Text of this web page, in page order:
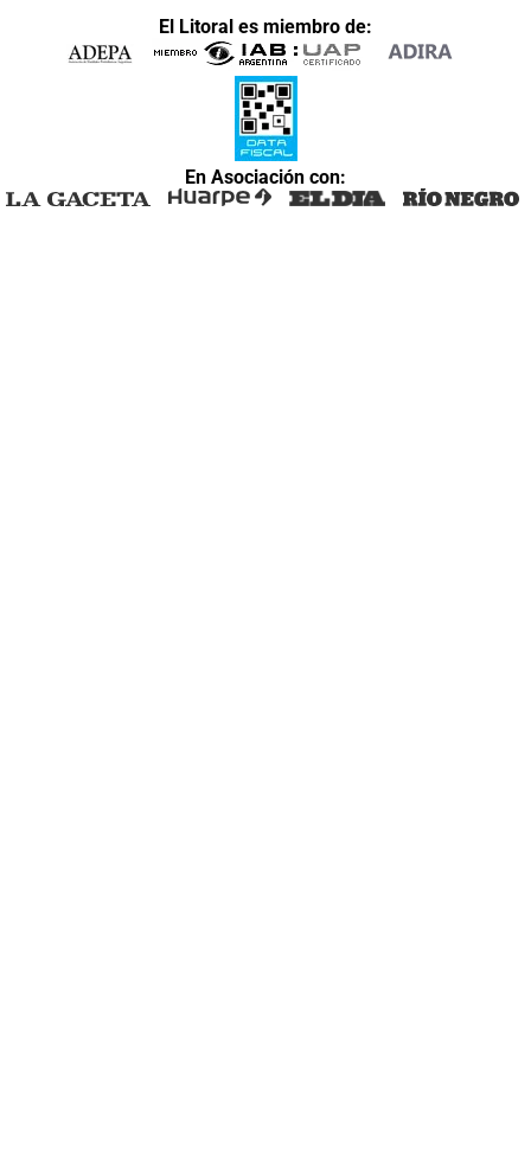
El Litoral es miembro de:
En Asociación con: